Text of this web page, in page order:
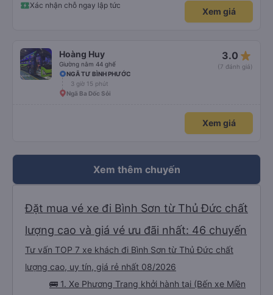
Xác nhận chỗ ngay lập tức
Xem giá
Hoàng Huy
Giường nằm 44 ghế
3.0 star_rate
(7 đánh giá)
NGÃ TƯ BÌNH PHƯỚC
3 giờ 15 phút
Ngã Ba Dốc Sỏi
Xem giá
Xem thêm chuyến
Đặt mua vé xe đi Bình Sơn từ Thủ Đức chất
lượng cao và giá vé ưu đãi nhất: 46 chuyến
Tư vấn TOP 7 xe khách đi Bình Sơn từ Thủ Đức chất
lượng cao, uy tín, giá rẻ nhất 08/2026
🚌 1. Xe Phương Trang khởi hành tại (Bến xe Miền